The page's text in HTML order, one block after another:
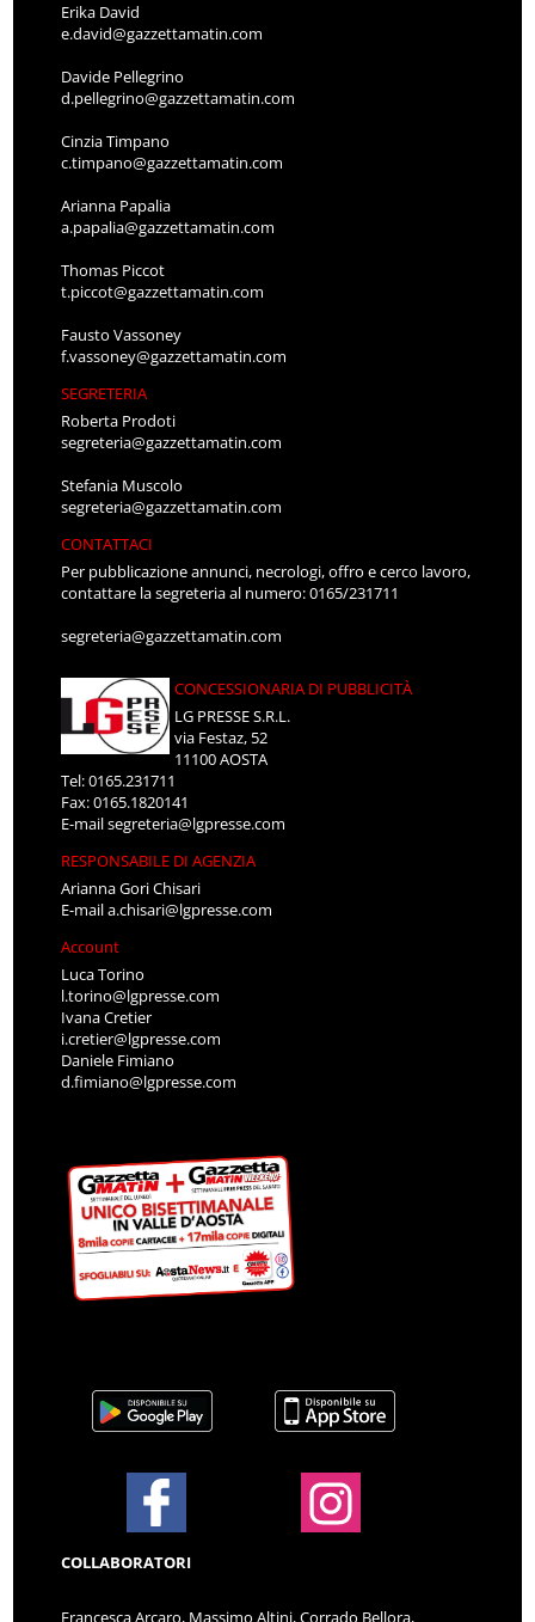
Erika David
e.david@gazzettamatin.com
Davide Pellegrino
d.pellegrino@gazzettamatin.com
Cinzia Timpano
c.timpano@gazzettamatin.com
Arianna Papalia
a.papalia@gazzettamatin.com
Thomas Piccot
t.piccot@gazzettamatin.com
Fausto Vassoney
f.vassoney@gazzettamatin.com
SEGRETERIA
Roberta Prodoti
segreteria@gazzettamatin.com
Stefania Muscolo
segreteria@gazzettamatin.com
CONTATTACI
Per pubblicazione annunci, necrologi, offro e cerco lavoro,
contattare la segreteria al numero: 0165/231711
segreteria@gazzettamatin.com
CONCESSIONARIA DI PUBBLICITÀ
LG PRESSE S.R.L.
via Festaz, 52
11100 AOSTA
Tel: 0165.231711
Fax: 0165.1820141
E-mailsegreteria@lgpresse.com
RESPONSABILE DI AGENZIA
Arianna Gori Chisari
E-maila.chisari@lgpresse.com
Account
Luca Torino
l.torino@lgpresse.com
Ivana Cretier
i.cretier@lgpresse.com
Daniele Fimiano
d.fimiano@lgpresse.com
COLLABORATORI
Francesca Arcaro, Massimo Altini, Corrado Bellora,